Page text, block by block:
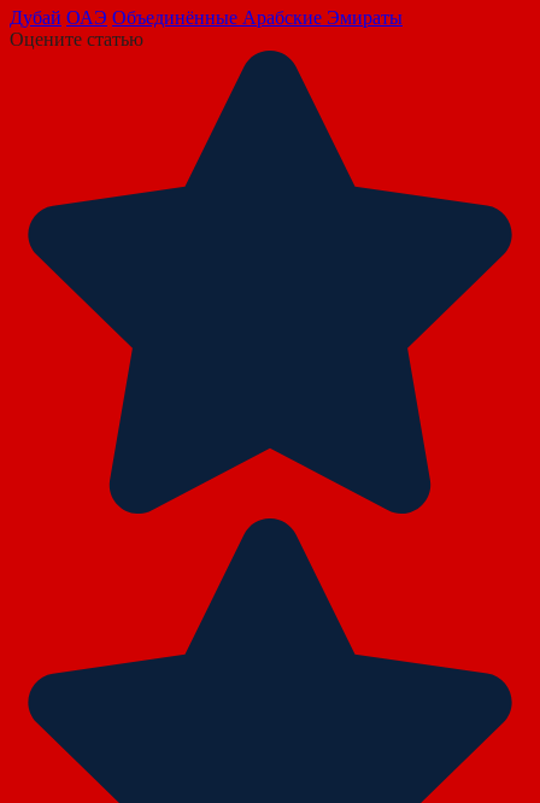
Дубай ОАЭ Объединённые Арабские Эмираты
Оцените статью